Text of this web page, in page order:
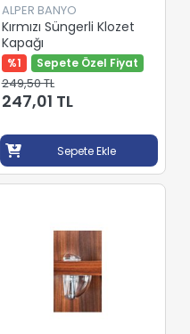
ALPER BANYO
Kırmızı Süngerli Klozet
Kapağı
%1 Sepete Özel Fiyat
249,50 TL
247,01 TL
Sepete Ekle